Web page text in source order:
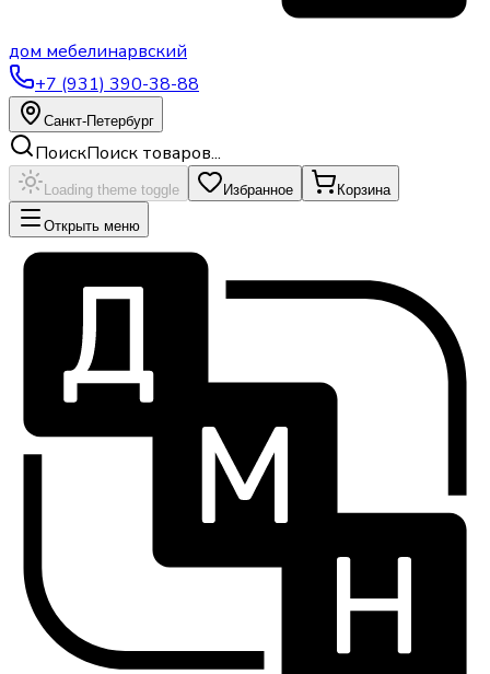
дом мебелинарвский
+7 (931) 390-38-88
Санкт-Петербург
ПоискПоиск товаров...
Loading theme toggle Избранное Корзина
Открыть меню